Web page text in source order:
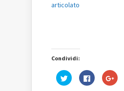
articolato
Condividi:
Fai
clic
Fai
clic
Fai
clic